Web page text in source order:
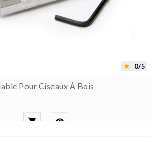
 0/5
Pour Ciseaux À Bois
 